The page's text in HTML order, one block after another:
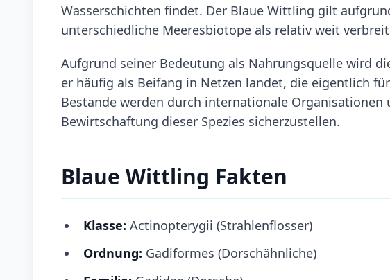
Wasserschichten findet. Der Blaue Wittling gilt
unterschiedliche Meeresbiotope als relativ weit
Aufgrund seiner Bedeutung als Nahrungsquelle wird
er häufig als Beifang in Netzen landet, die eigentlich
Bestände werden durch internationale
Bewirtschaftung dieser Spezies sicherzustellen.
Blaue Wittling Fakten
Klasse: Actinopterygii (Strahlenflosser)
Ordnung: Gadiformes (Dorschähnliche)